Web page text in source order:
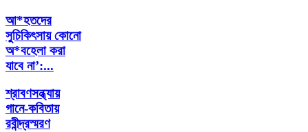
আ*হতদের
সুচিকিৎসায় কোনো
অ*বহেলা করা
যাবে না’:...
শ্রাবণসন্ধ্যায়
গানে-কবিতায়
রবীন্দ্রস্মরণ